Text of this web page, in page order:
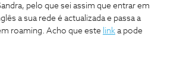
pelo que sei assim que entrar em
a sua rede é actualizada e passa a
roaming. Acho que este link a pode